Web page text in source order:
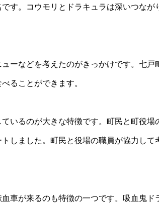
す。コウモリとドラキュラは深いつなが
ーなどを考えたのがきっかけです。七戸
ることができます。
いるのが大きな特徴です。町民と町役場
しました。町民と役場の職員が協力して
車が来るのも特徴の一つです。吸血鬼ド